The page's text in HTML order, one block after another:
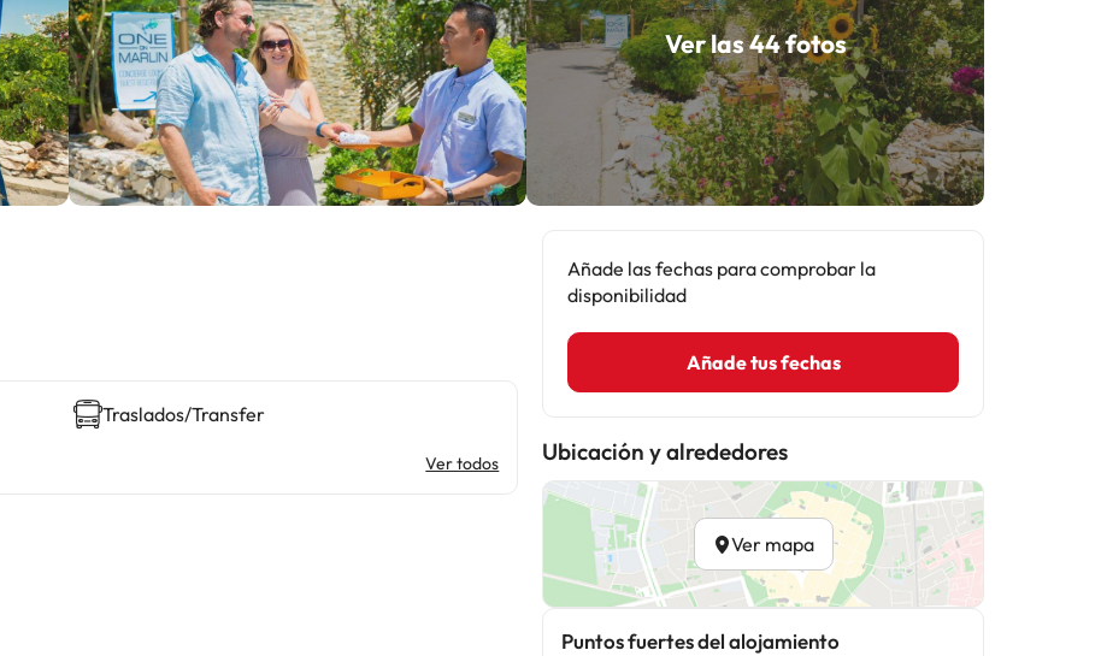
Ver las 44 fotos
Traslados/Transfer
Ver todos
Añade las fechas para comprobar la
disponibilidad
Añade tus fechas
Ubicación y alrededores
Ver mapa
Puntos fuertes del alojamiento